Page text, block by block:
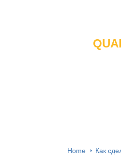
Home Как